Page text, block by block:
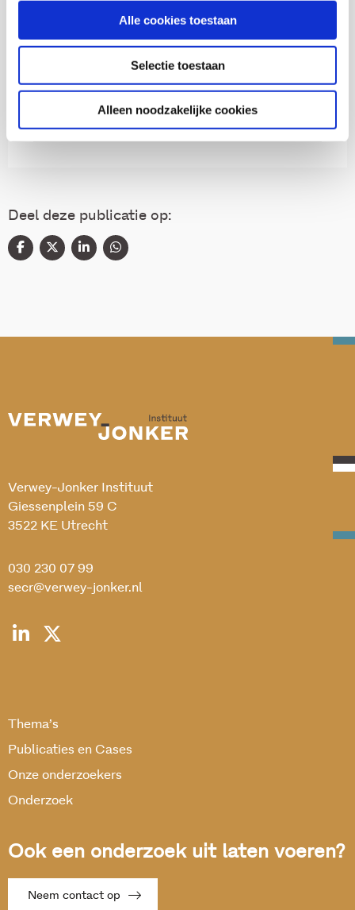
Alle cookies toestaan
Selectie toestaan
Alleen noodzakelijke cookies
Thema's
Deel deze publicatie op:
Verwey-Jonker Instituut
Giessenplein 59 C
3522 KE Utrecht
030 230 07 99
secr@verwey-jonker.nl
Thema’s
Publicaties en Cases
Onze onderzoekers
Onderzoek
Ook een onderzoek uit laten voeren?
Neem contact op